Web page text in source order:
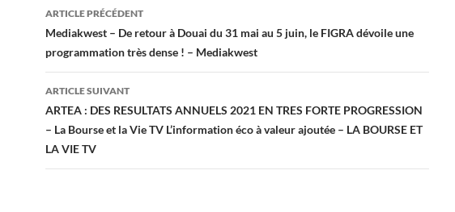
Navigation
des
articles
ARTICLE PRÉCÉDENT
Mediakwest – De retour à Douai du 31 mai au 5 juin, le FIGRA dévoile une
programmation très dense ! – Mediakwest
ARTICLE SUIVANT
ARTEA : DES RESULTATS ANNUELS 2021 EN TRES FORTE PROGRESSION
– La Bourse et la Vie TV L’information éco à valeur ajoutée – LA BOURSE ET
LA VIE TV